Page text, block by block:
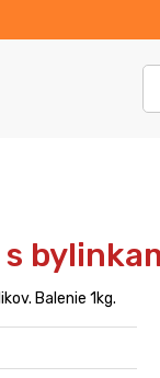
Balenie 1kg.